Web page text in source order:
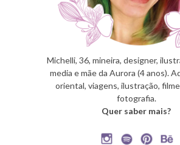
Michelli, 36, mineira, designer,
media e mãe da Aurora (4 anos).
oriental, viagens, ilustração,
fotografia.
Quer saber mais?